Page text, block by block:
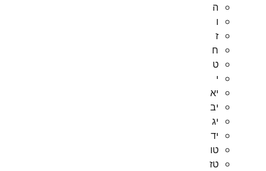
ה
ו
ז
ח
ט
י
יא
יב
יג
יד
טו
טז